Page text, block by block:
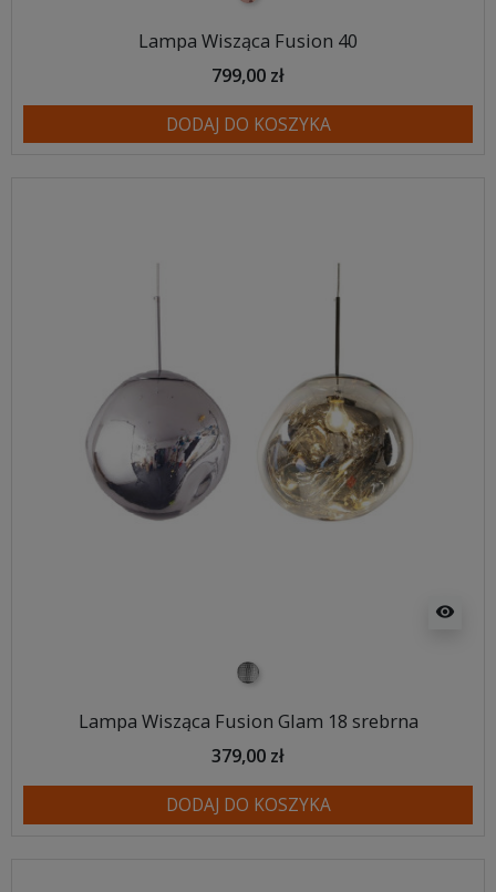
Lampa Wisząca Fusion 40
799,00 zł
DODAJ DO KOSZYKA
visibility
srebrny
Lampa Wisząca Fusion Glam 18 srebrna
379,00 zł
DODAJ DO KOSZYKA